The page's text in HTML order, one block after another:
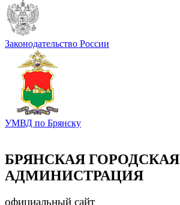
Законодательство России
УМВД по Брянску
БРЯНСКАЯ ГОРОДСКАЯ
АДМИНИСТРАЦИЯ
официальный сайт